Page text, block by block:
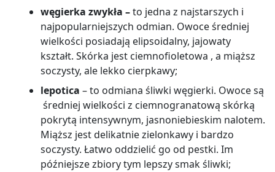
węgierka zwykła –to jedna z najstarszych i
najpopularniejszych odmian. Owoce średniej
wielkości posiadają elipsoidalny, jajowaty
kształt. Skórka jest ciemnofioletowa , a miąższ
soczysty, ale lekko cierpkawy;
lepotica –to odmiana śliwki węgierki. Owoce są
średniej wielkości z ciemnogranatową skórką
pokrytą intensywnym, jasnoniebieskim nalotem.
Miąższ jest delikatnie zielonkawy i bardzo
soczysty. Łatwo oddzielić go od pestki. Im
późniejsze zbiory tym lepszy smak śliwki;